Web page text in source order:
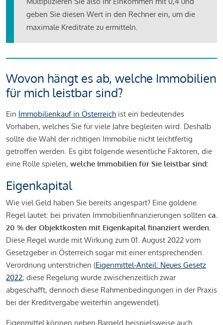
geben Sie diesen Wert in den Rechner ein, um die
maximale Kreditrate zu ermitteln.
Wovon hängt es ab, welche Immobilien
für mich leistbar sind?
Ein Immobilienkauf in Österreich ist ein bedeutendes
Vorhaben, welches Sie für viele Jahre begleiten wird. Deshalb
sollte die Wahl der richtigen Immobilie nicht leichtfertig
getroffen werden. Es gibt folgende wesentliche Faktoren, die
eine Rolle spielen, welche Immobilien für Sie leistbar sind:
Eigenkapital
Wie viel Geld haben Sie bereits angespart? Eine goldene
Regel lautet: bei privaten Immobilienfinanzierungen sollten ca.
20 % der Objektkosten mit Eigenkapital finanziert werden.
Diese Regel wurde mit Wirkung zum 01. August 2022 vom
Gesetzgeber in Österreich sogar mit einer entsprechenden
Verordnung unterstrichen (Eigenmittel-Anteil: Neues Gesetz
2022; diese Regelung wurde zwischenzeitlich zwar
abgeschafft, dennoch diese Rahmenbedingungen in der Praxis
bei der Kreditvergabe weiterhin angewendet).
Eigenmittel können neben Bargeld beispielsweise auch